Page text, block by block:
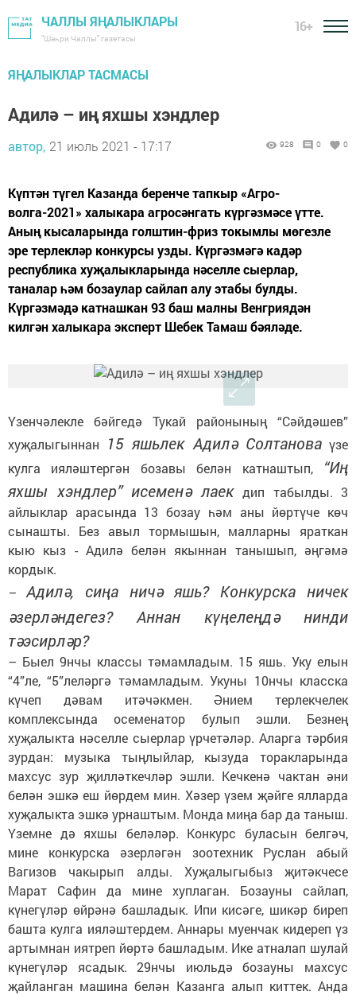
ЧАЛЛЫ ЯҢАЛЫКЛАРЫ
"Шәһри Чаллы" газетасы
16+
ЯҢАЛЫКЛАР ТАСМАСЫ
Адилә – иң яхшы хэндлер
автор, 21 июль 2021 - 17:17 928 0 0
Күптән түгел Казанда беренче тапкыр «Агро-
волга-2021» халыкара агросәнгать күргәзмәсе үтте.
Аның кысаларында голштин-фриз токымлы мөгезле
эре терлекләр конкурсы узды. Күргәзмәгә кадәр
республика хуҗалыкларында нәселле сыерлар,
таналар һәм бозаулар сайлап алу этабы булды.
Күргәзмәдә катнашкан 93 баш малны Венгриядән
килгән халыкара эксперт Шебек Тамаш бәяләде.
Үзенчәлекле бәйгедә Тукай районының “Сәйдәшев”
хуҗалыгыннан
15 яшьлек Адилә Солтановаүзе
кулга ияләштергән бозавы белән катнаштып, “Иң
яхшы хэндлер” исеменә лаек дип табылды. 3
айлыклар арасында 13 бозау һәм аны йөртүче көч
сынашты. Без авыл тормышын, малларны яраткан
кыю кыз - Адилә белән якыннан танышып, әңгәмә
кордык.
– Адилә, сиңа ничә яшь? Конкурска ничек
әзерләндегез? Аннан күңелеңдә нинди
тәэсирләр?
– Быел 9нчы классы тәмамладым. 15 яшь. Уку елын
“4”ле, “5”леләргә тәмамладым. Укуны 10нчы класска
күчеп дәвам итәчәкмен. Әнием терлекчелек
комплексында осеменатор булып эшли. Безнең
хуҗалыкта нәселле сыерлар үрчетәләр. Аларга тәрбия
зурдан: музыка тыңлыйлар, кызуда торакларында
махсус зур җилләткечләр эшли. Кечкенә чактан әни
белән эшкә еш йөрдем мин. Хәзер үзем җәйге ялларда
хуҗалыкта эшкә урнаштым. Монда миңа бар да таныш.
Үземне дә яхшы беләләр. Конкурс буласын белгәч,
мине конкурска әзерләгән зоотехник Руслан абый
Вагизов чакырып алды. Хуҗалыгыбыз җитәкчесе
Марат Сафин да мине хуплаган. Бозауны сайлап,
күнегүләр өйрәнә башладык. Ипи кисәге, шикәр биреп
башта кулга ияләштердем. Аннары муенчак кидереп үз
артымнан иятреп йөртә башладым. Ике атналап шулай
күнегүләр ясадык. 29нчы июльдә бозауны махсус
җайланган машина белән Казанга алып киттек. Анда